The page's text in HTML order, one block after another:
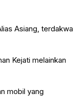
Asiang, terdakwa
Kejati melainkan
mobil yang